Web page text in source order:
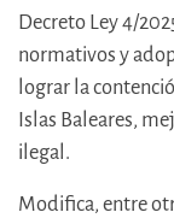
Decreto Ley 4/
normativos y
lograr la
Islas Baleares,
ilegal.
Modifica, entre